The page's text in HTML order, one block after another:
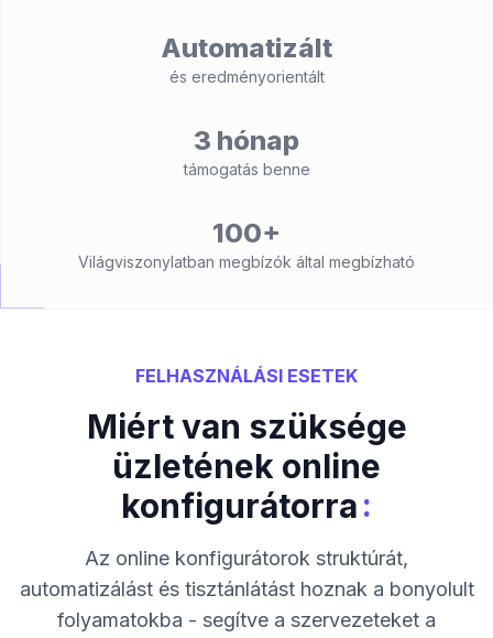
Automatizált
és eredményorientált
3 hónap
támogatás benne
100+
Világviszonylatban megbízók által megbízható
FELHASZNÁLÁSI ESETEK
Miért van szüksége
üzletének online
konfigurátorra:
Az online konfigurátorok struktúrát,
automatizálást és tisztánlátást hoznak a bonyolult
folyamatokba - segítve a szervezeteket a